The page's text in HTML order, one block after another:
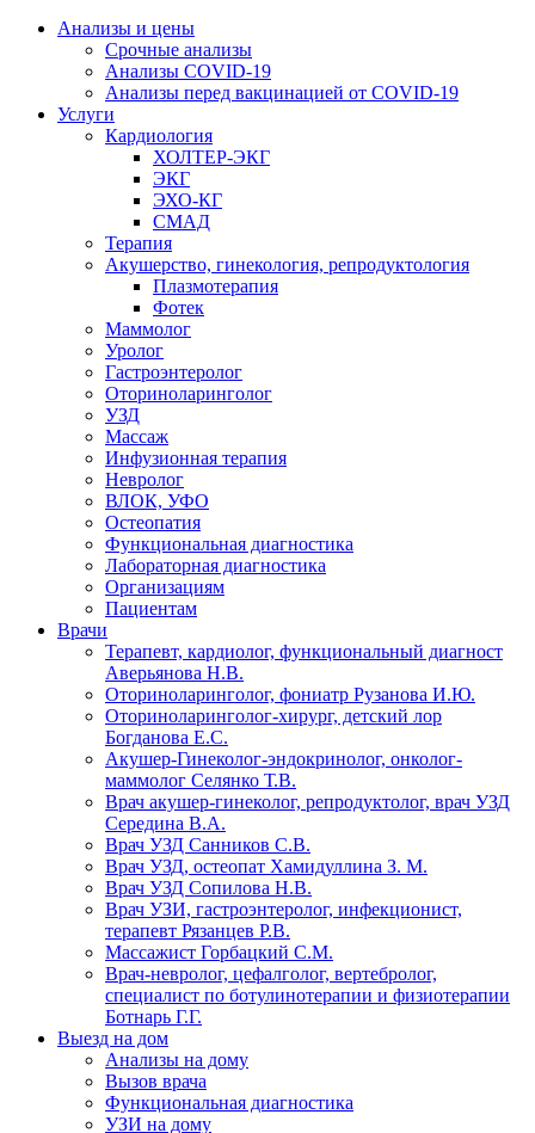
Анализы и цены
Срочные анализы
Анализы COVID-19
Анализы перед вакцинацией от COVID-19
Услуги
Кардиология
ХОЛТЕР-ЭКГ
ЭКГ
ЭХО-КГ
СМАД
Терапия
Акушерство, гинекология, репродуктология
Плазмотерапия
Фотек
Маммолог
Уролог
Гастроэнтеролог
Оториноларинголог
УЗД
Массаж
Инфузионная терапия
Невролог
ВЛОК, УФО
Остеопатия
Функциональная диагностика
Лабораторная диагностика
Организациям
Пациентам
Врачи
Терапевт, кардиолог, функциональный диагност
Аверьянова Н.В.
Оториноларинголог, фониатр Рузанова И.Ю.
Оториноларинголог-хирург, детский лор
Богданова Е.С.
Акушер-Гинеколог-эндокринолог, онколог-
маммолог Селянко Т.В.
Врач акушер-гинеколог, репродуктолог, врач УЗД
Середина В.А.
Врач УЗД Санников С.В.
Врач УЗД, остеопат Хамидуллина З. М.
Врач УЗД Сопилова Н.В.
Врач УЗИ, гастроэнтеролог, инфекционист,
терапевт Рязанцев Р.В.
Массажист Горбацкий С.М.
Врач-невролог, цефалголог, вертебролог,
специалист по ботулинотерапии и физиотерапии
Ботнарь Г.Г.
Выезд на дом
Анализы на дому
Вызов врача
Функциональная диагностика
УЗИ на дому